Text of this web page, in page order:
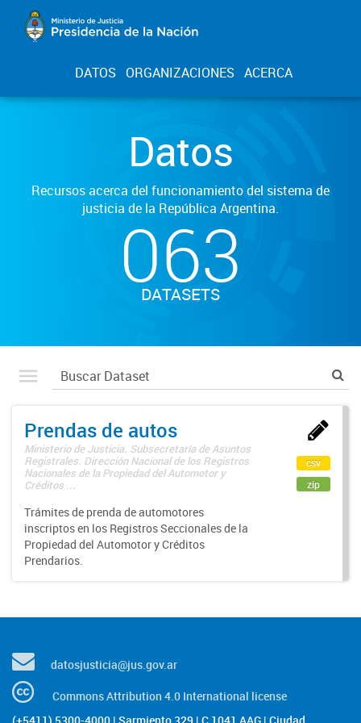
DATOS ORGANIZACIONES ACERCA
Datos
Recursos acerca del funcionamiento del sistema de
justicia de la República Argentina.
063
DATASETS
Prendas de autos
Ministerio de Justicia. Subsecretaría de Asuntos
Registrales. Dirección Nacional de los Registros
Nacionales de la Propiedad del Automotor y
Créditos ...
Trámites de prenda de automotores
inscriptos en los Registros Seccionales de la
Propiedad del Automotor y Créditos
Prendarios.
csv
zip
datosjusticia@jus.gov.ar
Commons Attribution 4.0 International license